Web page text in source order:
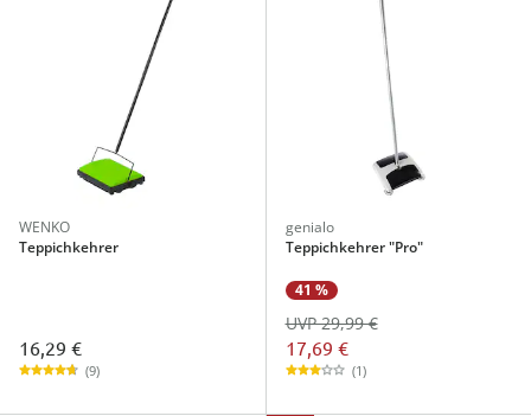
WENKO
Teppichkehrer
16,29 €
(9)
genialo
Teppichkehrer "Pro"
41 %
17,69 €
UVP 29,99 €
(1)